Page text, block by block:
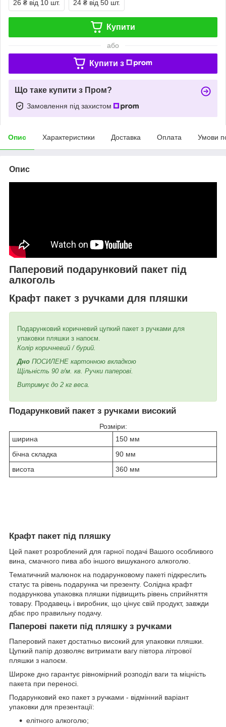
26 ₴ від 10 шт. 24 ₴ від 50 шт.
Купити
або
Купити з
Що таке купити з Пром?
Замовлення під захистом
Опис Характеристики Доставка Оплата Умови
Опис
Паперовий подарунковий пакет під
алкоголь
Крафт пакет з ручками для пляшки
Подарунковий коричневий цупкий пакет з ручками для
упаковки пляшки з напоєм.
Колір коричневий / бурий.
Дно ПОСИЛЕНЕ картонною вкладкою
Щільність 90 г/м. кв. Ручки паперові.
Витримує до 2 кг веса.
Подарунковий пакет з ручками високий
Розміри:
ширина
150 мм
бічна складка
90 мм
висота
360 мм
Крафт пакет під пляшку
Цей пакет розроблений для гарної подачі Вашого особливого
вина, смачного пива або іншого вишуканого алкоголю.
Тематичний малюнок на подарунковому пакеті підкреслить
статус та рівень подарунка чи презенту. Солідна крафт
подарункова упаковка пляшки підвищить рівень сприйняття
товару. Продавець і виробник, що цінує свій продукт, завжди
дбає про правильну подачу.
Паперові пакети під пляшку з ручками
Паперовий пакет достатньо високий для упаковки пляшки.
Цупкий папір дозволяє витримати вагу півтора літрової
пляшки з напоєм.
Широке дно гарантує рівномірний розподіл ваги та міцність
пакета при переносі.
Подарунковий еко пакет з ручками - відмінний варіант
упаковки для презентації:
елітного алкоголю;